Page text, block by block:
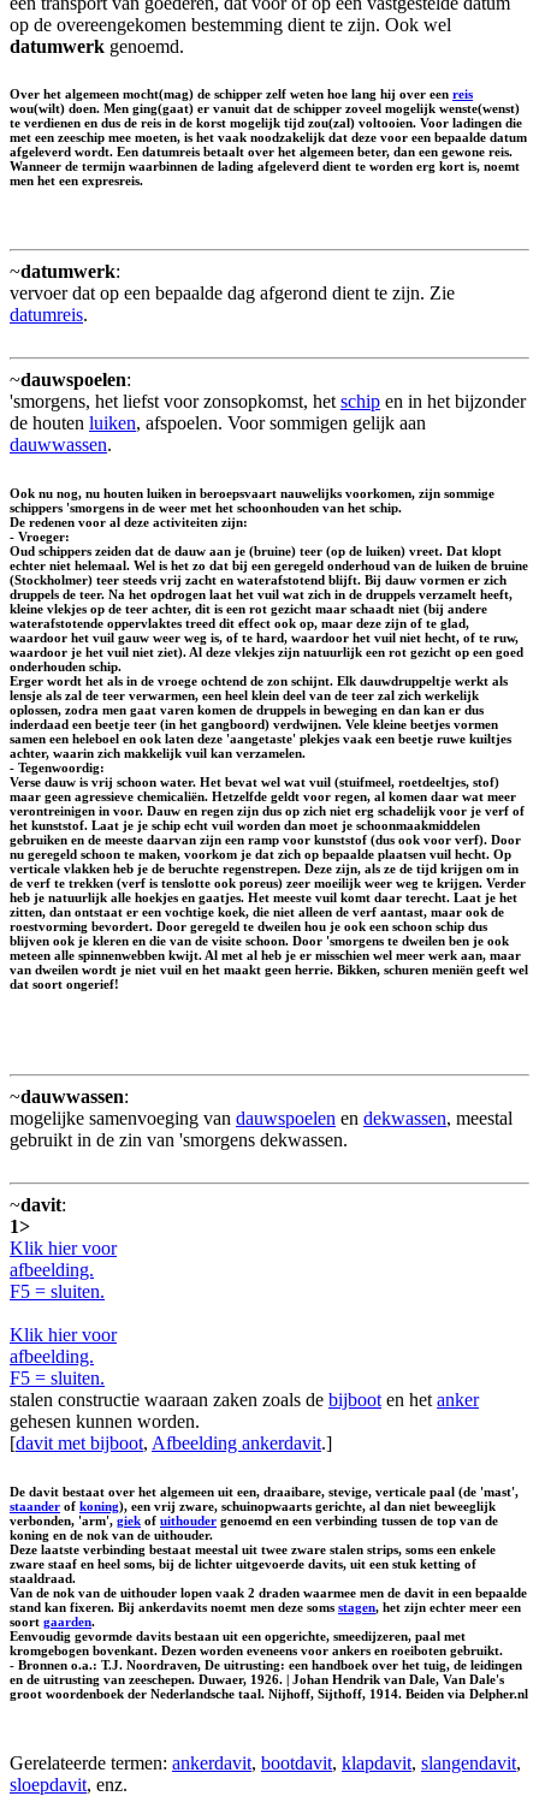
op de overeengekomen bestemming dient te zijn. Ook wel
datumwerk genoemd.
Over het algemeen mocht(mag) de schipper zelf weten hoe lang hij over een reis
wou(wilt) doen. Men ging(gaat) er vanuit dat de schipper zoveel mogelijk wenste(wenst)
te verdienen en dus de reis in de korst mogelijk tijd zou(zal) voltooien. Voor ladingen die
met een zeeschip mee moeten, is het vaak noodzakelijk dat deze voor een bepaalde datum
afgeleverd wordt. Een datumreis betaalt over het algemeen beter, dan een gewone reis.
Wanneer de termijn waarbinnen de lading afgeleverd dient te worden erg kort is, noemt
men het een expresreis.
~datumwerk:
vervoer dat op een bepaalde dag afgerond dient te zijn. Zie
datumreis.
~dauwspoelen:
'smorgens, het liefst voor zonsopkomst, hetschip en in het bijzonder
de houten luiken, afspoelen. Voor sommigen gelijk aan
dauwwassen.
Ook nu nog, nu houten luiken in beroepsvaart nauwelijks voorkomen, zijn sommige
schippers 'smorgens in de weer met het schoonhouden van het schip.
De redenen voor al deze activiteiten zijn:
- Vroeger:
Oud schippers zeiden dat de dauw aan je (bruine) teer (op de luiken) vreet. Dat klopt
echter niet helemaal. Wel is het zo dat bij een geregeld onderhoud van de luiken de bruine
(Stockholmer) teer steeds vrij zacht en waterafstotend blijft. Bij dauw vormen er zich
druppels de teer. Na het opdrogen laat het vuil wat zich in de druppels verzamelt heeft,
kleine vlekjes op de teer achter, dit is een rot gezicht maar schaadt niet (bij andere
waterafstotende oppervlaktes treed dit effect ook op, maar deze zijn of te glad,
waardoor het vuil gauw weer weg is, of te hard, waardoor het vuil niet hecht, of te ruw,
waardoor je het vuil niet ziet). Al deze vlekjes zijn natuurlijk een rot gezicht op een goed
onderhouden schip.
Erger wordt het als in de vroege ochtend de zon schijnt. Elk dauwdruppeltje werkt als
lensje als zal de teer verwarmen, een heel klein deel van de teer zal zich werkelijk
oplossen, zodra men gaat varen komen de druppels in beweging en dan kan er dus
inderdaad een beetje teer (in het gangboord) verdwijnen. Vele kleine beetjes vormen
samen een heleboel en ook laten deze 'aangetaste' plekjes vaak een beetje ruwe kuiltjes
achter, waarin zich makkelijk vuil kan verzamelen.
- Tegenwoordig:
Verse dauw is vrij schoon water. Het bevat wel wat vuil (stuifmeel, roetdeeltjes, stof)
maar geen agressieve chemicaliën. Hetzelfde geldt voor regen, al komen daar wat meer
verontreinigen in voor. Dauw en regen zijn dus op zich niet erg schadelijk voor je verf of
het kunststof. Laat je je schip echt vuil worden dan moet je schoonmaakmiddelen
gebruiken en de meeste daarvan zijn een ramp voor kunststof (dus ook voor verf). Door
nu geregeld schoon te maken, voorkom je dat zich op bepaalde plaatsen vuil hecht. Op
verticale vlakken heb je de beruchte regenstrepen. Deze zijn, als ze de tijd krijgen om in
de verf te trekken (verf is tenslotte ook poreus) zeer moeilijk weer weg te krijgen. Verder
heb je natuurlijk alle hoekjes en gaatjes. Het meeste vuil komt daar terecht. Laat je het
zitten, dan ontstaat er een vochtige koek, die niet alleen de verf aantast, maar ook de
roestvorming bevordert. Door geregeld te dweilen hou je ook een schoon schip dus
blijven ook je kleren en die van de visite schoon. Door 'smorgens te dweilen ben je ook
meteen alle spinnenwebben kwijt. Al met al heb je er misschien wel meer werk aan, maar
van dweilen wordt je niet vuil en het maakt geen herrie. Bikken, schuren meniën geeft wel
dat soort ongerief!
~dauwwassen:
mogelijke samenvoeging van dauwspoelen en dekwassen, meestal
gebruikt in de zin van 'smorgens dekwassen.
~davit:
1>
Klik hier voor
afbeelding.
F5 = sluiten.
Klik hier voor
afbeelding.
F5 = sluiten.
stalen constructie waaraan zaken zoals de bijboot en het anker
gehesen kunnen worden.
[davit met bijboot, Afbeelding ankerdavit.]
De davit bestaat over het algemeen uit een, draaibare, stevige, verticale paal (de 'mast',
staander of koning), een vrij zware, schuinopwaarts gerichte, al dan niet beweeglijk
verbonden, 'arm', giek of uithouder genoemd en een verbinding tussen de top van de
koning en de nok van de uithouder.
Deze laatste verbinding bestaat meestal uit twee zware stalen strips, soms een enkele
zware staaf en heel soms, bij de lichter uitgevoerde davits, uit een stuk ketting of
staaldraad.
Van de nok van de uithouder lopen vaak 2 draden waarmee men de davit in een bepaalde
stand kan fixeren. Bij ankerdavits noemt men deze soms stagen, het zijn echter meer een
soort gaarden.
Eenvoudig gevormde davits bestaan uit een opgerichte, smeedijzeren, paal met
kromgebogen bovenkant. Dezen worden eveneens voor ankers en roeiboten gebruikt.
- Bronnen o.a.: T.J. Noordraven, De uitrusting: een handboek over het tuig, de leidingen
en de uitrusting van zeeschepen. Duwaer, 1926. | Johan Hendrik van Dale, Van Dale's
groot woordenboek der Nederlandsche taal. Nijhoff, Sijthoff, 1914. Beiden via Delpher.nl
Gerelateerde termen: ankerdavit, bootdavit, klapdavit, slangendavit,
sloepdavit, enz.